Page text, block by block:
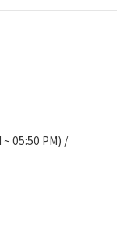
05:50 PM) /